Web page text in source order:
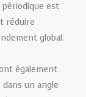
est
réduire
global.
également
dans un angle